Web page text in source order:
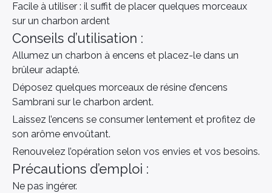
Facile à utiliser : il suffit de placer quelques morceaux
sur un charbon ardent
Conseils d’utilisation :
Allumez un charbon à encens et placez-le dans un
brûleur adapté.
Déposez quelques morceaux de résine d’encens
Sambrani sur le charbon ardent.
Laissez l’encens se consumer lentement et profitez de
son arôme envoûtant.
Renouvelez l’opération selon vos envies et vos besoins.
Précautions d’emploi :
Ne pas ingérer.